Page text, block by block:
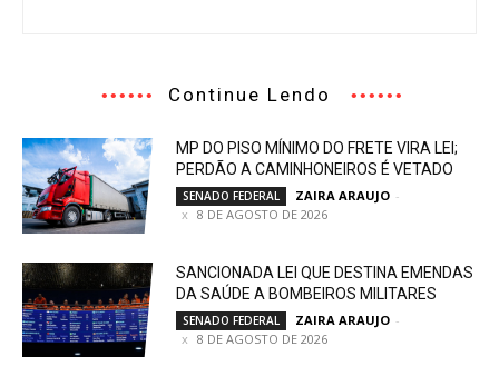
Continue Lendo
MP DO PISO MÍNIMO DO FRETE VIRA LEI;
PERDÃO A CAMINHONEIROS É VETADO
SENADO FEDERAL ZAIRA ARAUJO -
8 DE AGOSTO DE 2026
SANCIONADA LEI QUE DESTINA EMENDAS
DA SAÚDE A BOMBEIROS MILITARES
SENADO FEDERAL ZAIRA ARAUJO -
8 DE AGOSTO DE 2026